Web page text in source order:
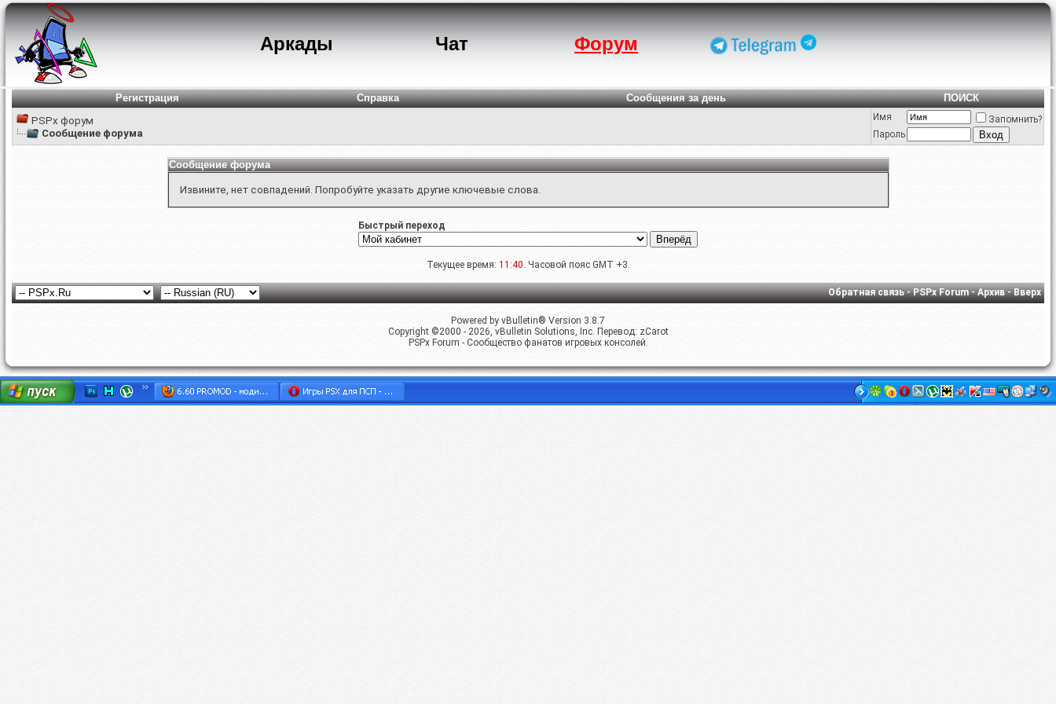
Аркады Чат Форум
Регистрация Справка Сообщения за день
ПОИСК
PSPx форум
Сообщение форума
Имя
Запомнить?
Пароль
Сообщение форума
Извините, нет совпадений. Попробуйте указать другие ключевые слова.
Быстрый переход
Текущее время: 11:40. Часовой пояс GMT +3.
Обратная связь-PSPx Forum-Архив-Вверх
Powered by vBulletin® Version 3.8.7
Copyright ©2000 - 2026, vBulletin Solutions, Inc. Перевод: zCarot
PSPx Forum - Сообщество фанатов игровых консолей.